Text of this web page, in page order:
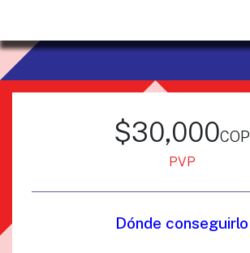
$30,000cop
PVP
Dónde conseguirlo